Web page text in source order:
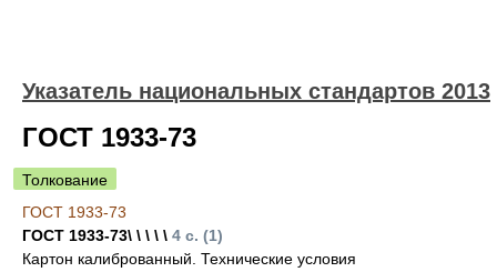
Указатель национальных стандартов 2013
ГОСТ 1933-73
Толкование
ГОСТ 1933-73
ГОСТ 1933-73\ \ \ \ \ 4 с. (1)
Картон калиброванный. Технические условия